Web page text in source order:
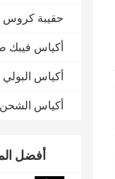
حقيبة
أكياس فيبك
أكياس البولي
أكياس الشحن
أفضل